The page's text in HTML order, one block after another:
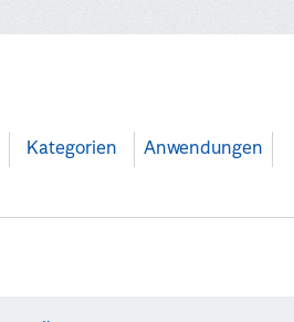
Kategorien Anwendungen